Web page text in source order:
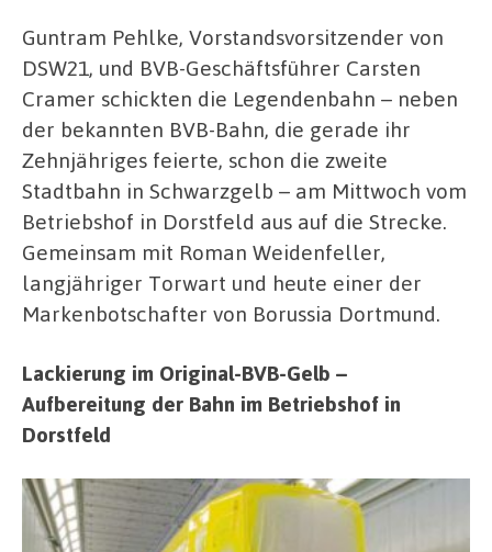
Guntram Pehlke, Vorstandsvorsitzender von
DSW21, und BVB-Geschäftsführer Carsten
Cramer schickten die Legendenbahn – neben
der bekannten BVB-Bahn, die gerade ihr
Zehnjähriges feierte, schon die zweite
Stadtbahn in Schwarzgelb – am Mittwoch vom
Betriebshof in Dorstfeld aus auf die Strecke.
Gemeinsam mit Roman Weidenfeller,
langjähriger Torwart und heute einer der
Markenbotschafter von Borussia Dortmund.
Lackierung im Original-BVB-Gelb –
Aufbereitung der Bahn im Betriebshof in
Dorstfeld